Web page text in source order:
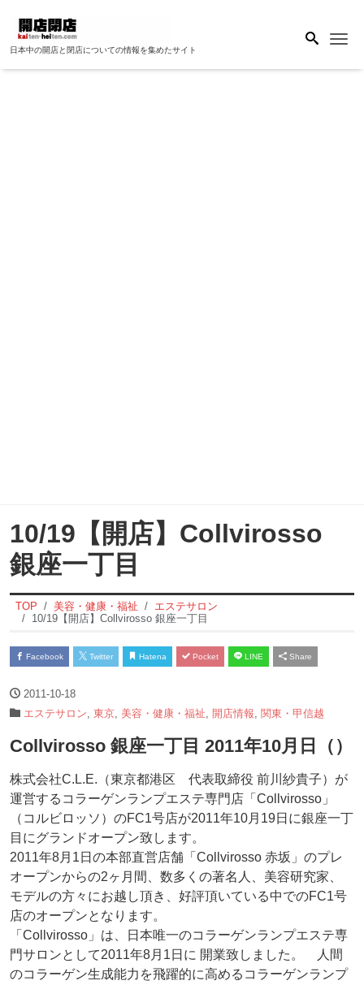
日本中の開店と閉店についての情報を集めたサイト
10/19【開店】Collvirosso
銀座一丁目
TOP 美容・健康・福祉
エステサロン
10/19【開店】Collvirosso 銀座一丁目
Facebook Twitter Hatena Pocket LINE Share
2011-10-18
エステサロン 東京 美容・健康・福祉 開店情報 関東・甲信越
Collvirosso 銀座一丁目 2011年10月日（）
株式会社C.L.E.（東京都港区 代表取締役 前川紗貴子）が
運営するコラーゲンランプエステ専門店「Collvirosso」
（コルビロッソ）のFC1号店が2011年10月19日に銀座一丁
目にグランドオープン致します。
2011年8月1日の本部直営店舗「Collvirosso 赤坂」のプレ
オープンからの2ヶ月間、数多くの著名人、美容研究家、
モデルの方々にお越し頂き、好評頂いている中でのFC1号
店のオープンとなります。
「Collvirosso」は、日本唯一のコラーゲンランプエステ専
門サロンとして2011年8月1日に 開業致しました。 人間
のコラーゲン生成能力を飛躍的に高めるコラーゲンランプ